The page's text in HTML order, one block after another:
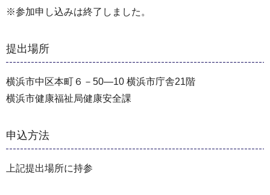
※参加申し込みは終了しました。
提出場所
横浜市中区本町６－50―10 横浜市庁舎21階
横浜市健康福祉局健康安全課
申込方法
上記提出場所に持参